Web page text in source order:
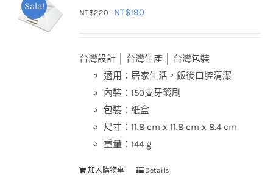
款
可
在
產
品
頁
面
擇
Sale!
NT$220
原
格：
NT$220。
NT$190
格：
NT$190。
台灣設計 │ 台灣生產 │ 台灣包裝
適用：居家生活，飯後口腔清潔
內裝：150支牙籤刷
包裝：紙盒
尺寸：11.8 cm x 11.8 cm x 8.4 cm
重量：144 g
加入購物車 Details